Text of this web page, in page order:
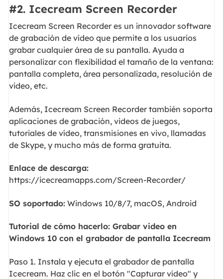
#2. Icecream Screen Recorder
Icecream Screen Recorder es un innovador software
de grabación de vídeo que permite a los usuarios
grabar cualquier área de su pantalla. Ayuda a
personalizar con flexibilidad el tamaño de la ventana:
pantalla completa, área personalizada, resolución de
video, etc.
Además, Icecream Screen Recorder también soporta
aplicaciones de grabación, videos de juegos,
tutoriales de vídeo, transmisiones en vivo, llamadas
de Skype, y mucho más de forma gratuita.
Enlace de descarga:
https://icecreamapps.com/Screen-Recorder/
SO soportado:Windows 10/8/7, macOS, Android
Tutorial de cómo hacerlo: Grabar video en
Windows 10 con el grabador de pantalla Icecream
Paso 1. Instala y ejecuta el grabador de pantalla
Icecream. Haz clic en el botón "Capturar vídeo" y